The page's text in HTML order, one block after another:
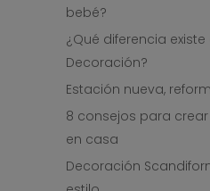
bebé?
¿Qué diferencia
Decoración?
Estación nueva,
8 consejos para
en casa
Decoración